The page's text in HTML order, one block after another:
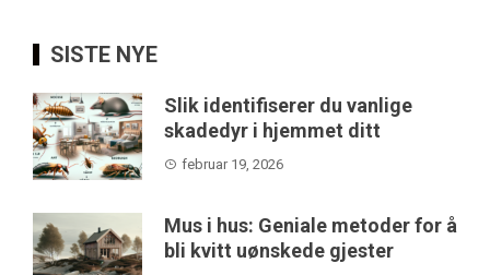
SISTE NYE
Slik identifiserer du vanlige
skadedyr i hjemmet ditt
februar 19, 2026
Mus i hus: Geniale metoder for å
bli kvitt uønskede gjester